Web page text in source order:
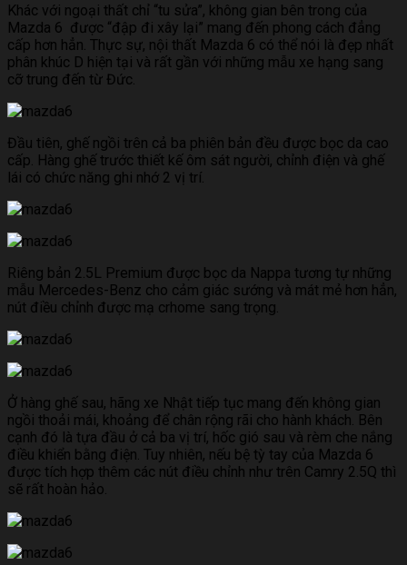
Khác với ngoại thất chỉ “tu sửa”, không gian bên trong của
Mazda 6 được “đập đi xây lại” mang đến phong cách đẳng
cấp hơn hẳn. Thực sự, nội thất Mazda 6 có thể nói là đẹp nhất
phân khúc D hiện tại và rất gần với những mẫu xe hạng sang
cỡ trung đến từ Đức.
Đầu tiên, ghế ngồi trên cả ba phiên bản đều được bọc da cao
cấp. Hàng ghế trước thiết kế ôm sát người, chỉnh điện và ghế
lái có chức năng ghi nhớ 2 vị trí.
Riêng bản 2.5L Premium được bọc da Nappa tương tự những
mẫu Mercedes-Benz cho cảm giác sướng và mát mẻ hơn hẳn,
nút điều chỉnh được mạ crhome sang trọng.
Ở hàng ghế sau, hãng xe Nhật tiếp tục mang đến không gian
ngồi thoải mái, khoảng để chân rộng rãi cho hành khách. Bên
cạnh đó là tựa đầu ở cả ba vị trí, hốc gió sau và rèm che nắng
điều khiển bằng điện. Tuy nhiên, nếu bệ tỳ tay của Mazda 6
được tích hợp thêm các nút điều chỉnh như trên Camry 2.5Q thì
sẽ rất hoàn hảo.